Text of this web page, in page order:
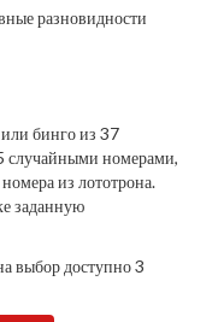
разновидности
бинго из 37
случайными номерами,
из лототрона.
заданную
выбор доступно 3